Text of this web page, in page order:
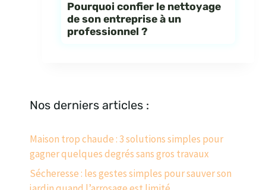
Pourquoi confier le nettoyage
de son entreprise à un
professionnel ?
Nos derniers articles :
Maison trop chaude : 3 solutions simples pour
gagner quelques degrés sans gros travaux
Sécheresse : les gestes simples pour sauver son